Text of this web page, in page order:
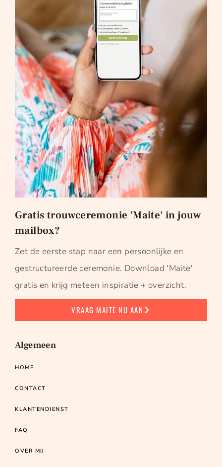
Gratis trouwceremonie 'Maite' in jouw
mailbox?
Zet de eerste stap naar een persoonlijke en
gestructureerde ceremonie. Download 'Maite'
gratis en krijg meteen inspiratie + overzicht.
VRAAG MAITE NU AAN
Algemeen
HOME
CONTACT
KLANTENDIENST
FAQ
OVER MIJ